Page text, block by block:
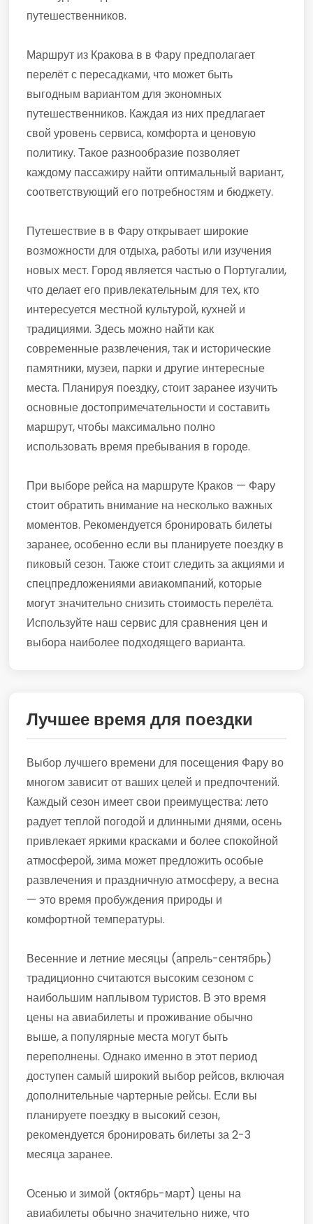
путешественников.
Маршрут из Кракова в в Фару предполагает
перелёт с пересадками, что может быть
выгодным вариантом для экономных
путешественников. Каждая из них предлагает
свой уровень сервиса, комфорта и ценовую
политику. Такое разнообразие позволяет
каждому пассажиру найти оптимальный вариант,
соответствующий его потребностям и бюджету.
Путешествие в в Фару открывает широкие
возможности для отдыха, работы или изучения
новых мест. Город является частью о Португалии,
что делает его привлекательным для тех, кто
интересуется местной культурой, кухней и
традициями. Здесь можно найти как
современные развлечения, так и исторические
памятники, музеи, парки и другие интересные
места. Планируя поездку, стоит заранее изучить
основные достопримечательности и составить
маршрут, чтобы максимально полно
использовать время пребывания в городе.
При выборе рейса на маршруте Краков — Фару
стоит обратить внимание на несколько важных
моментов. Рекомендуется бронировать билеты
заранее, особенно если вы планируете поездку в
пиковый сезон. Также стоит следить за акциями и
спецпредложениями авиакомпаний, которые
могут значительно снизить стоимость перелёта.
Используйте наш сервис для сравнения цен и
выбора наиболее подходящего варианта.
Лучшее время для поездки
Выбор лучшего времени для посещения Фару во
многом зависит от ваших целей и предпочтений.
Каждый сезон имеет свои преимущества: лето
радует теплой погодой и длинными днями, осень
привлекает яркими красками и более спокойной
атмосферой, зима может предложить особые
развлечения и праздничную атмосферу, а весна
— это время пробуждения природы и
комфортной температуры.
Весенние и летние месяцы (апрель-сентябрь)
традиционно считаются высоким сезоном с
наибольшим наплывом туристов. В это время
цены на авиабилеты и проживание обычно
выше, а популярные места могут быть
переполнены. Однако именно в этот период
доступен самый широкий выбор рейсов, включая
дополнительные чартерные рейсы. Если вы
планируете поездку в высокий сезон,
рекомендуется бронировать билеты за 2-3
месяца заранее.
Осенью и зимой (октябрь-март) цены на
авиабилеты обычно значительно ниже, что